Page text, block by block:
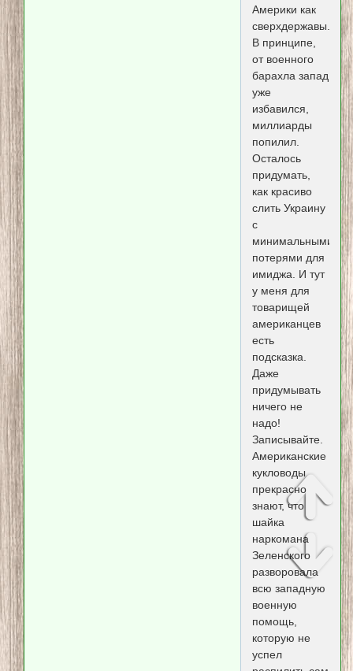
Америки как
сверхдержавы.
В принципе,
от военного
барахла запад
уже
избавился,
миллиарды
попилил.
Осталось
придумать,
как красиво
слить Украину
с
минимальными
потерями для
имиджа. И тут
у меня для
товарищей
американцев
есть
подсказка.
Даже
придумывать
ничего не
надо!
Записывайте.
Американские
кукловоды
прекрасно
знают, что
шайка
наркомана
Зеленского
разворовала
всю западную
военную
помощь,
которую не
успел